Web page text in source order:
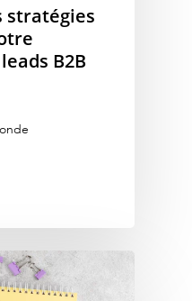
stratégies
B2B